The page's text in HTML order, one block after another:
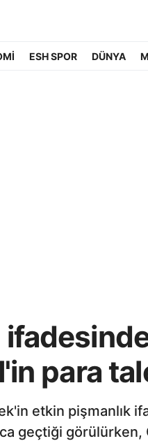
ESH SPOR DÜNYA
para
etkin pişmanlık
geçtiği